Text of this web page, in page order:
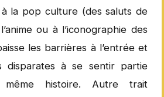
à la pop culture (des saluts de
ou à l’iconographie des
les barrières à l’entrée et
disparates à se sentir partie
même histoire. Autre trait